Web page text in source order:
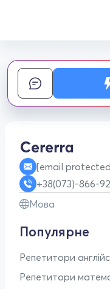
[email
+38(073)-866-
Мова
Популярне
Репетитори
Репетитори